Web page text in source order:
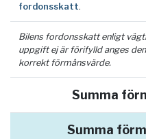
fordonsskatt.
Bilens fordonsskatt enligt
uppgift ej är förifylld anges
korrekt förmånsvärde.
Summa
Summa